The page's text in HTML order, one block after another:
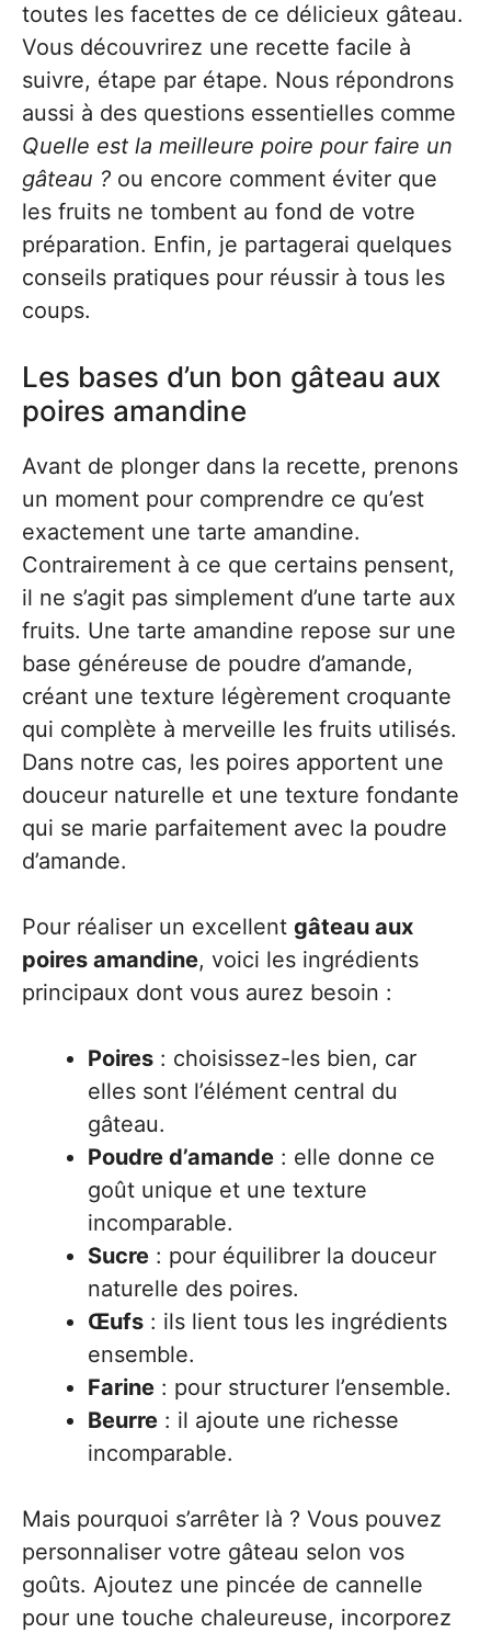
toutes les facettes de ce délicieux gâteau.
Vous découvrirez une recette facile à
suivre, étape par étape. Nous répondrons
aussi à des questions essentielles comme
Quelle est la meilleure poire pour faire un
gâteau ? ou encore comment éviter que
les fruits ne tombent au fond de votre
préparation. Enfin, je partagerai quelques
conseils pratiques pour réussir à tous les
coups.
Les bases d’un bon gâteau aux
poires amandine
Avant de plonger dans la recette, prenons
un moment pour comprendre ce qu’est
exactement une tarte amandine.
Contrairement à ce que certains pensent,
il ne s’agit pas simplement d’une tarte aux
fruits. Une tarte amandine repose sur une
base généreuse de poudre d’amande,
créant une texture légèrement croquante
qui complète à merveille les fruits utilisés.
Dans notre cas, les poires apportent une
douceur naturelle et une texture fondante
qui se marie parfaitement avec la poudre
d’amande.
Pour réaliser un excellent gâteau aux
poires amandine, voici les ingrédients
principaux dont vous aurez besoin :
Poires : choisissez-les bien, car
elles sont l’élément central du
gâteau.
Poudre d’amande : elle donne ce
goût unique et une texture
incomparable.
Sucre : pour équilibrer la douceur
naturelle des poires.
Œufs : ils lient tous les ingrédients
ensemble.
Farine : pour structurer l’ensemble.
Beurre : il ajoute une richesse
incomparable.
Mais pourquoi s’arrêter là ? Vous pouvez
personnaliser votre gâteau selon vos
goûts. Ajoutez une pincée de cannelle
pour une touche chaleureuse, incorporez